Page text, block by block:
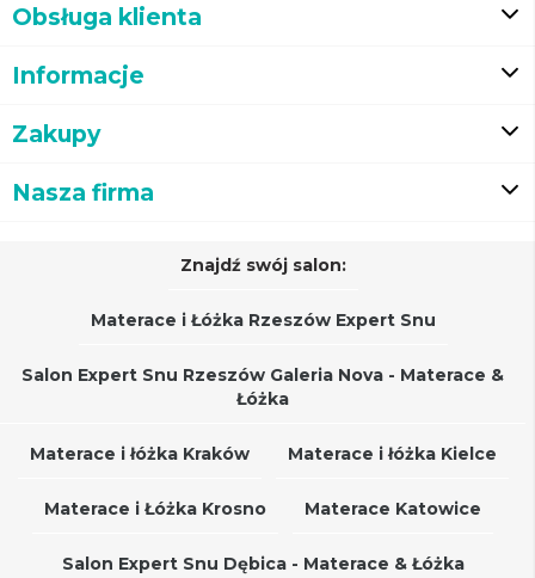
Obsługa klienta
Informacje
Zakupy
Nasza firma
Znajdź swój salon:
Materace i Łóżka Rzeszów Expert Snu
Salon Expert Snu Rzeszów Galeria Nova - Materace &
Łóżka
Materace i łóżka Kraków Materace i łóżka Kielce
Materace i Łóżka Krosno Materace Katowice
Salon Expert Snu Dębica - Materace & Łóżka